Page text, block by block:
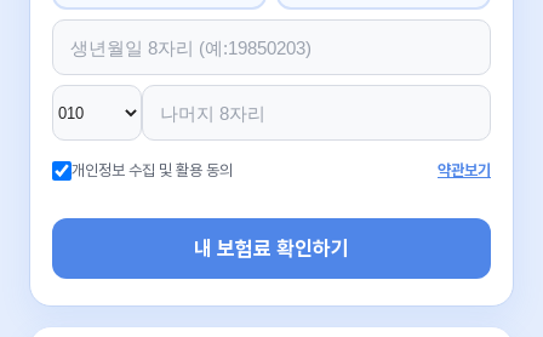
개인정보 수집 및 활용 동의 약관보기
내 보험료 확인하기